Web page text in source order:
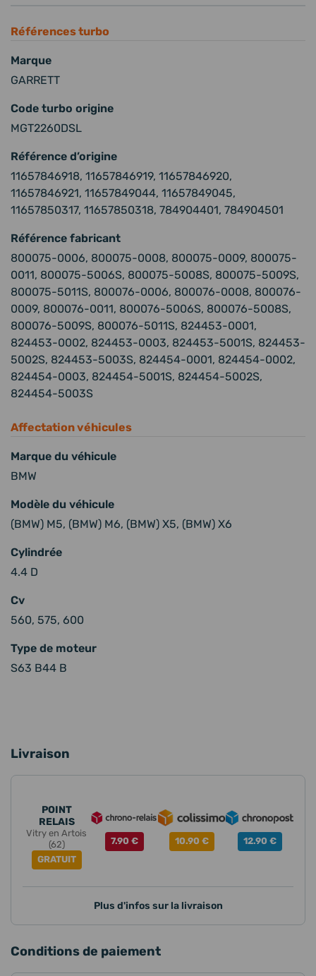
Références turbo
Marque
GARRETT
Code turbo origine
MGT2260DSL
Référence d’origine
11657846918, 11657846919, 11657846920,
11657846921, 11657849044, 11657849045,
11657850317, 11657850318, 784904401, 784904501
Référence fabricant
800075-0006, 800075-0008, 800075-0009, 800075-
0011, 800075-5006S, 800075-5008S, 800075-5009S,
800075-5011S, 800076-0006, 800076-0008, 800076-
0009, 800076-0011, 800076-5006S, 800076-5008S,
800076-5009S, 800076-5011S, 824453-0001,
824453-0002, 824453-0003, 824453-5001S, 824453-
5002S, 824453-5003S, 824454-0001, 824454-0002,
824454-0003, 824454-5001S, 824454-5002S,
824454-5003S
Affectation véhicules
Marque du véhicule
BMW
Modèle du véhicule
(BMW) M5, (BMW) M6, (BMW) X5, (BMW) X6
Cylindrée
4.4 D
Cv
560, 575, 600
Type de moteur
S63 B44 B
Livraison
POINT
RELAIS
Vitry en Artois
(62)
GRATUIT
7.90 € 10.90 € 12.90 €
Plus d'infos sur la livraison
Conditions de paiement